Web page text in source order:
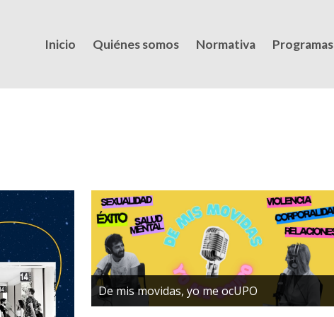
Inicio Quiénes somos Normativa Programas
De mis movidas, yo me ocUPO